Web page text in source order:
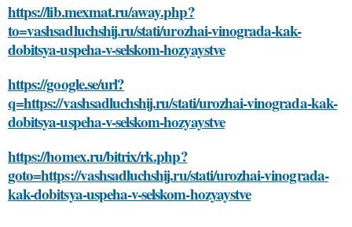
https://lib.mexmat.ru/away.php?
to=vashsadluchshij.ru/stati/urozhai-vinograda-kak-
dobitsya-uspeha-v-selskom-hozyaystve
https://google.se/url?
q=https://vashsadluchshij.ru/stati/urozhai-vinograda-kak-
dobitsya-uspeha-v-selskom-hozyaystve
https://homex.ru/bitrix/rk.php?
goto=https://vashsadluchshij.ru/stati/urozhai-vinograda-
kak-dobitsya-uspeha-v-selskom-hozyaystve